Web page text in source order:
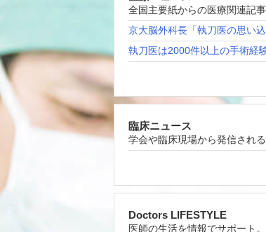
全国主要紙からの医療関連記事
京大脳外科長「執刀医の思い込
執刀医は2000件以上の手術経
臨床ニュース
学会や臨床現場から発信され
Doctors LIFESTYLE
医師の生活を情報でサポート。